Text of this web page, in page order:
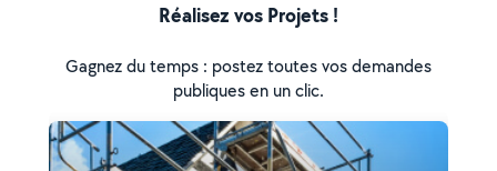
Réalisez vos Projets !
Gagnez du temps : postez toutes vos demandes
publiques en un clic.